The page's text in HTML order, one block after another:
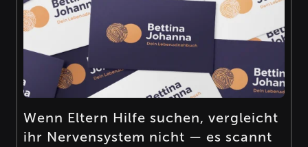
Wenn Eltern Hilfe suchen, vergleicht
ihr Nervensystem nicht — es scannt